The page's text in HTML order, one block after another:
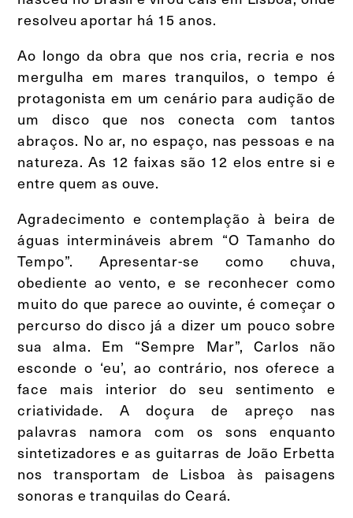
resolveu aportar há 15 anos.
Ao longo da obra que nos cria, recria e nos
mergulha em mares tranquilos, o tempo é
protagonista em um cenário para audição de
um disco que nos conecta com tantos
abraços. No ar, no espaço, nas pessoas e na
natureza. As 12 faixas são 12 elos entre si e
entre quem as ouve.
Agradecimento e contemplação à beira de
águas intermináveis abrem “O Tamanho do
Tempo”. Apresentar-se como chuva,
obediente ao vento, e se reconhecer como
muito do que parece ao ouvinte, é começar o
percurso do disco já a dizer um pouco sobre
sua alma. Em “Sempre Mar”, Carlos não
esconde o ‘eu’, ao contrário, nos oferece a
face mais interior do seu sentimento e
criatividade. A doçura de apreço nas
palavras namora com os sons enquanto
sintetizadores e as guitarras de João Erbetta
nos transportam de Lisboa às paisagens
sonoras e tranquilas do Ceará.